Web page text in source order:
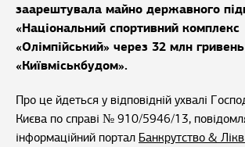
заарештувала майно державного
«Національний спортивний комплекс
«Олімпійський» через 32 млн
«Київміськбудом».
Про це йдеться у відповідній ухвалі
Києва по справі № 910/5946/13,
інформаційний портал Банкрутство &